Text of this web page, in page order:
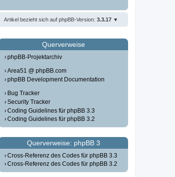
Artikel bezieht sich auf phpBB-Version: 3.3.17
Querverweise
phpBB-Projektarchiv
Area51 @ phpBB.com
phpBB Development Documentation
Bug Tracker
Security Tracker
Coding Guidelines für phpBB 3.3
Coding Guidelines für phpBB 3.2
Querverweise: phpBB 3
Cross-Referenz des Codes für phpBB 3.3
Cross-Referenz des Codes für phpBB 3.2